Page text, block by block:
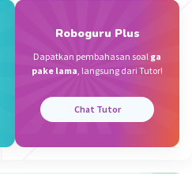
Balas
Roboguru Plus
Dapatkan pembahasan soal ga
pake lama, langsung dari Tutor!
Chat Tutor